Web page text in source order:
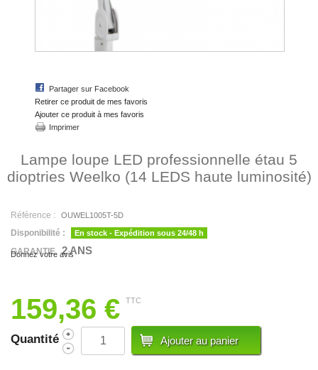
Partager sur Facebook
Retirer ce produit de mes favoris
Ajouter ce produit à mes favoris
Imprimer
Lampe loupe LED professionnelle étau 5
dioptries Weelko (14 LEDS haute luminosité)
Référence : OUWEL1005T-5D
Disponibilité : En stock - Expédition sous 24/48 h
GARANTIE 2 ANS
Donnez votre avis
159,36 € TTC
Quantité